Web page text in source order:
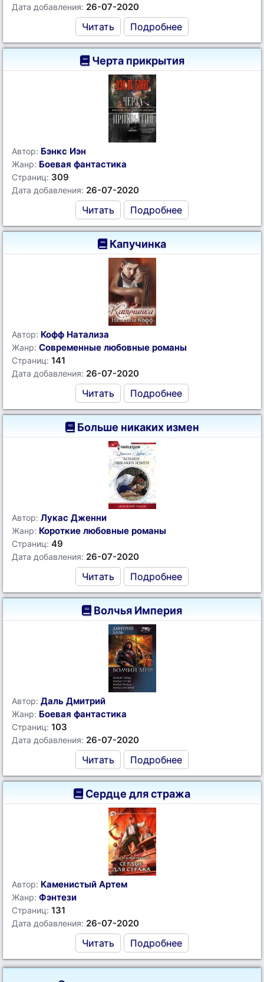
Дата добавления: 26-07-2020
Читать Подробнее
Черта прикрытия
Автор: Бэнкс Иэн
Жанр: Боевая фантастика
Страниц: 309
Дата добавления: 26-07-2020
Читать Подробнее
Капучинка
Автор: Кофф Натализа
Жанр: Современные любовные романы
Страниц: 141
Дата добавления: 26-07-2020
Читать Подробнее
Больше никаких измен
Автор: Лукас Дженни
Жанр: Короткие любовные романы
Страниц: 49
Дата добавления: 26-07-2020
Читать Подробнее
Волчья Империя
Автор: Даль Дмитрий
Жанр: Боевая фантастика
Страниц: 103
Дата добавления: 26-07-2020
Читать Подробнее
Сердце для стража
Автор: Каменистый Артем
Жанр: Фэнтези
Страниц: 131
Дата добавления: 26-07-2020
Читать Подробнее